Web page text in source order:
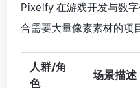
Pixelfy 在游戏开发与数
合需要大量像素素材的项
人群/角
色
场景描述